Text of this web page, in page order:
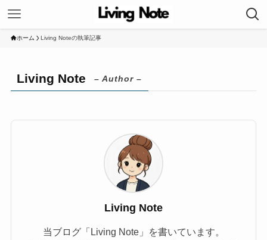
ホーム Living Noteの執筆記事
Living Note – Author –
Living Note
当ブログ「Living Note」を書いています。